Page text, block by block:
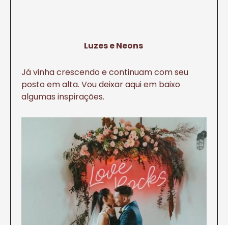
Luzes e Neons
Já vinha crescendo e continuam com seu
posto em alta. Vou deixar aqui em baixo
algumas inspirações.